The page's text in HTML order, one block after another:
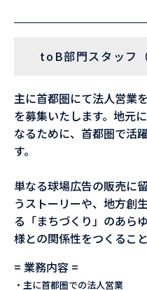
toB部門スタッフ
主に首都圏にて法人営業
を募集いたします。地元
なるために、首都圏で活
す。
単なる球場広告の販売に
うストーリーや、地方創
る「まちづくり」のあら
様との関係性をつくるこ
= 業務内容 =
・主に首都圏での法人営業